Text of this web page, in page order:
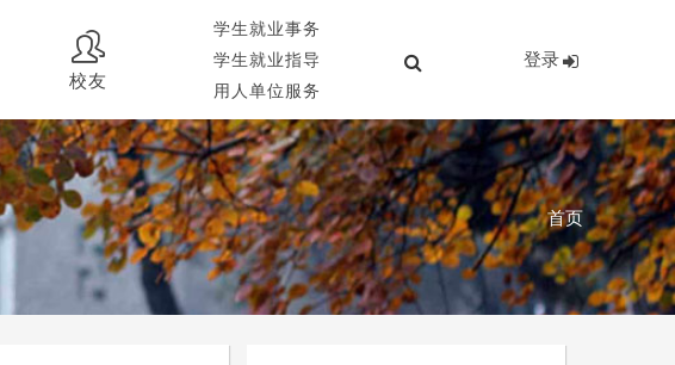
校友
学生就业事务
学生就业指导
用人单位服务
登录
首页